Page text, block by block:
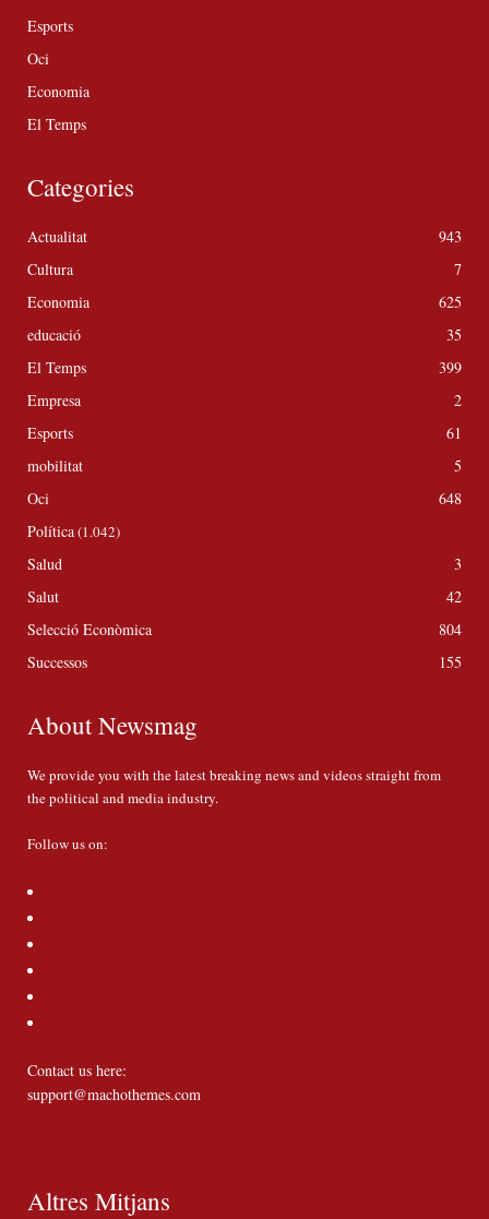
Esports
Oci
Economia
El Temps
Categories
Actualitat
943
Cultura
7
Economia
625
educació
35
El Temps
399
Empresa
2
Esports
61
mobilitat
5
Oci
648
Política(1.042)
Salud
3
Salut
42
Selecció Econòmica
804
Successos
155
About Newsmag
We provide you with the latest breaking news and videos straight from
the political and media industry.
Follow us on:
Contact us here:
support@machothemes.com
Altres Mitjans